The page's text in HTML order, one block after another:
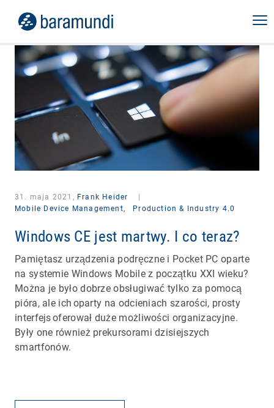
31. maja 2021, Frank Heider
Mobile Device Management,
Production & Industry 4.0
Windows CE jest martwy. I co teraz?
Pamiętasz urządzenia podręczne i Pocket PC oparte
na systemie Windows Mobile z początku XXI wieku?
Można je było dobrze obsługiwać tylko za pomocą
pióra, ale ich oparty na odcieniach szarości, prosty
interfejs oferował duże możliwości organizacyjne.
Były one również prekursorami dzisiejszych
smartfonów.